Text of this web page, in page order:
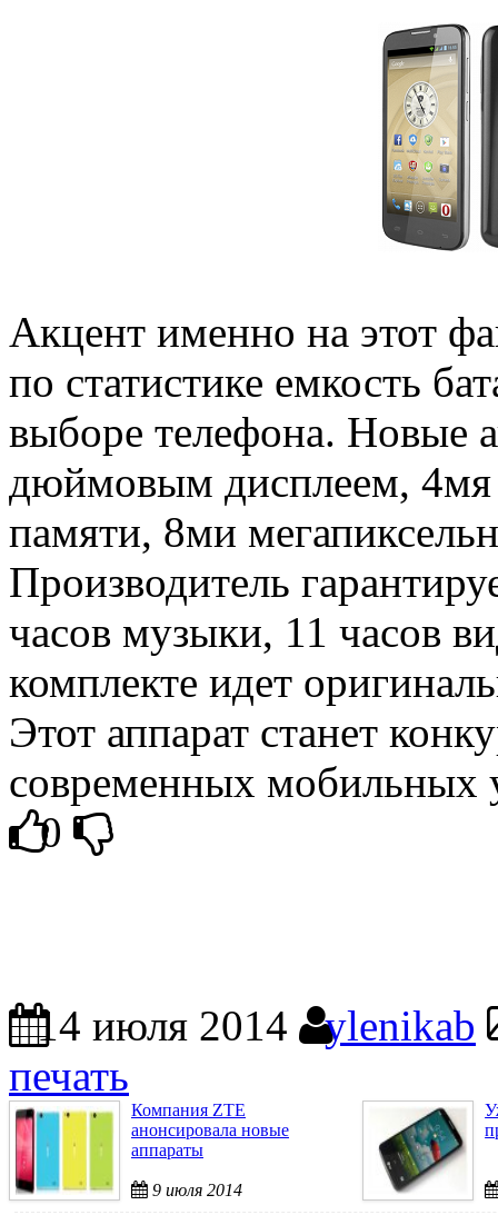
Акцент именно на этот
по статистике емкость
выборе телефона. Новые
дюймовым дисплеем, 4мя
памяти, 8ми
Производитель
часов музыки, 11 часов
комплекте идет
Этот аппарат станет
современных мобильных
0
14 июля 2014
ylenikab
печать
Компания ZTE
анонсировала новые
аппараты
9 июля 2014